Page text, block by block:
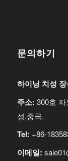
문의하기
하이닝 치성
주소: 300호
성,중국.
Tel: +86-
이메일: